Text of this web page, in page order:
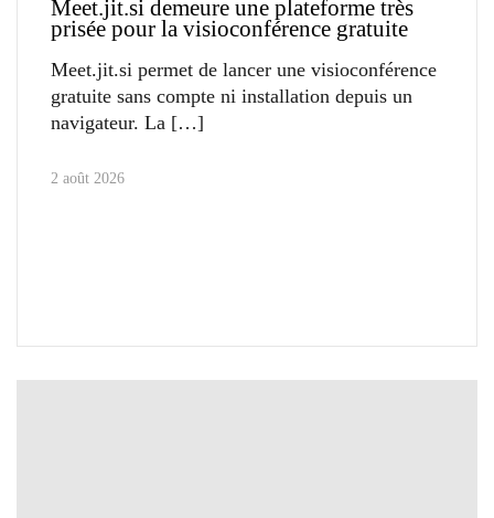
Meet.jit.si demeure une plateforme très
prisée pour la visioconférence gratuite
Meet.jit.si permet de lancer une visioconférence
gratuite sans compte ni installation depuis un
navigateur. La
2 août 2026